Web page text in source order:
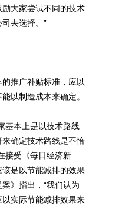
大家尝试不同的技术
去选择。”
推广补贴标准，应以
以制造成本来确定。
本上是以技术路线
确定技术路线是不恰
接受《每日经济新
是以节能减排的效果
》指出，“我们认为
实际节能减排效果来